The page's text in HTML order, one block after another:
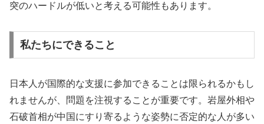
突のハードルが低いと考える可能性もあります。
私たちにできること
日本人が国際的な支援に参加できることは限られるかもし
れませんが、問題を注視することが重要です。岩屋外相や
石破首相が中国にすり寄るような姿勢に否定的な人が多い